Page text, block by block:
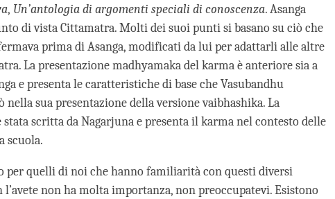
, Un’antologia di argomenti speciali di conoscenza. Asanga
di vista Cittamatra. Molti dei suoi punti si basano su ciò che
prima di Asanga, modificati da lui per adattarli alle altre
La presentazione madhyamaka del karma è anteriore sia a
e presenta le caratteristiche di base che Vasubandhu
nella sua presentazione della versione vaibhashika. La
stata scritta da Nagarjuna e presenta il karma nel contesto delle
scuola.
per quelli di noi che hanno familiarità con questi diversi
non ha molta importanza, non preoccupatevi. Esistono